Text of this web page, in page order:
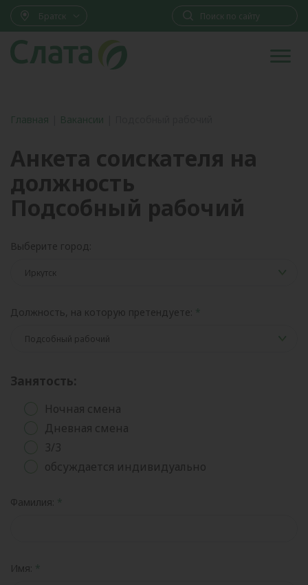
Братск
Главная Вакансии
Анкета соискателя на
должность
Подсобный рабочий
Выберите город:
Должность, на которую претендуете:
Занятость:
Ночная смена
Дневная смена
3/3
обсуждается индивидуально
Фамилия:
Имя: